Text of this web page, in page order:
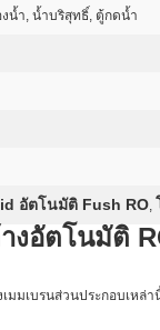
งน้ำ, น้ำบริสุทธิ์, ตู้กดน้ำ
อัตโนมัติ Fush RO,
งอัตโนมัติ
มเบรนส่วนประกอบเหล่